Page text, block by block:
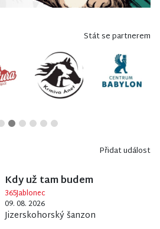
Stát se partnerem
Přidat událost
Kdy už tam budem
365Jablonec
09. 08. 2026
Jizerskohorský šanzon